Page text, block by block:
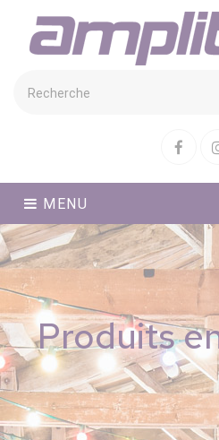
MENU
Produits
Cookies management panel